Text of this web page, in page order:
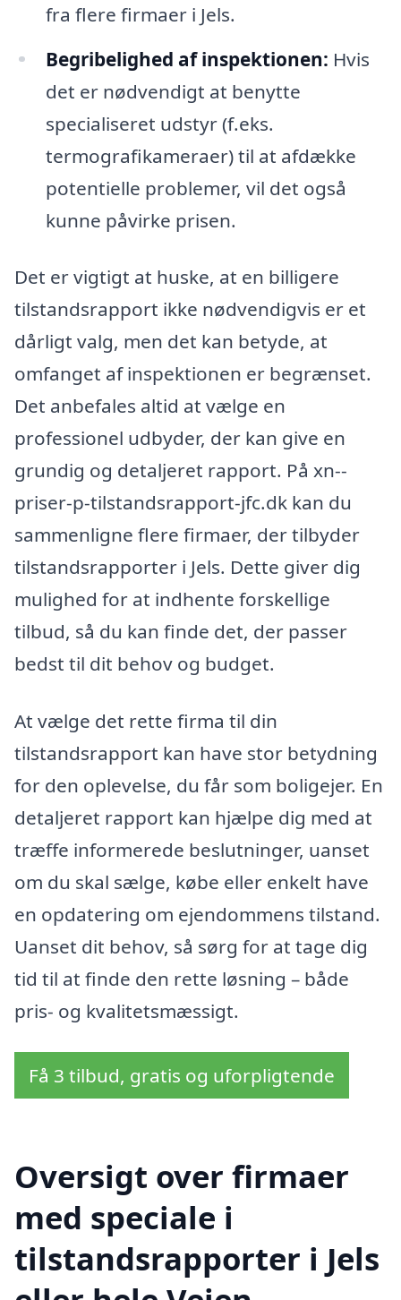
fra flere firmaer i Jels.
Begribelighed af inspektionen: Hvis
det er nødvendigt at benytte
specialiseret udstyr (f.eks.
termografikameraer) til at afdække
potentielle problemer, vil det også
kunne påvirke prisen.
Det er vigtigt at huske, at en billigere
tilstandsrapport ikke nødvendigvis er et
dårligt valg, men det kan betyde, at
omfanget af inspektionen er begrænset.
Det anbefales altid at vælge en
professionel udbyder, der kan give en
grundig og detaljeret rapport. På xn--
priser-p-tilstandsrapport-jfc.dk kan du
sammenligne flere firmaer, der tilbyder
tilstandsrapporter i Jels. Dette giver dig
mulighed for at indhente forskellige
tilbud, så du kan finde det, der passer
bedst til dit behov og budget.
At vælge det rette firma til din
tilstandsrapport kan have stor betydning
for den oplevelse, du får som boligejer. En
detaljeret rapport kan hjælpe dig med at
træffe informerede beslutninger, uanset
om du skal sælge, købe eller enkelt have
en opdatering om ejendommens tilstand.
Uanset dit behov, så sørg for at tage dig
tid til at finde den rette løsning – både
pris- og kvalitetsmæssigt.
Få 3 tilbud, gratis og uforpligtende
Oversigt over firmaer
med speciale i
tilstandsrapporter i Jels